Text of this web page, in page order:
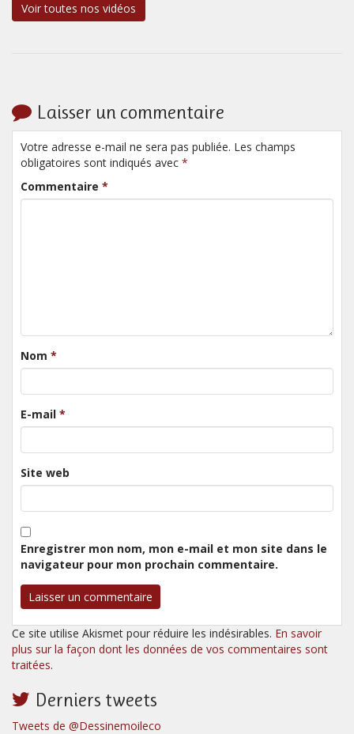
Voir toutes nos vidéos
Laisser un commentaire
Votre adresse e-mail ne sera pas publiée. Les champs
obligatoires sont indiqués avec *
Commentaire *
Nom *
E-mail *
Site web
Enregistrer mon nom, mon e-mail et mon site dans le
navigateur pour mon prochain commentaire.
Ce site utilise Akismet pour réduire les indésirables. En savoir
plus sur la façon dont les données de vos commentaires sont
traitées.
Derniers tweets
Tweets de @Dessinemoileco